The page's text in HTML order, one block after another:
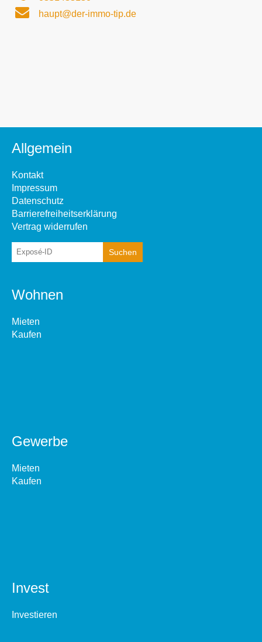
haupt@der-immo-tip.de
Allgemein
Kontakt
Impressum
Datenschutz
Barrierefreiheitserklärung
Vertrag widerrufen
Wohnen
Mieten
Kaufen
Gewerbe
Mieten
Kaufen
Invest
Investieren